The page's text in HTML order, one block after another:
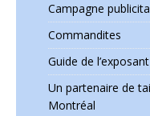
Campagne
Commandites
Guide de l’exposant
Un partenaire de
Montréal